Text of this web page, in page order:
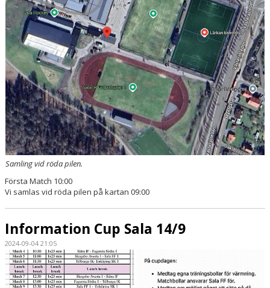
Samling vid röda pilen.
Första Match 10:00
Vi samlas vid röda pilen på kartan 09:00
Information Cup Sala 14/9
2024-09-04 21:05